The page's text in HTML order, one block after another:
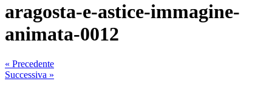
aragosta-e-astice-immagine-
animata-0012
« Precedente
Successiva »